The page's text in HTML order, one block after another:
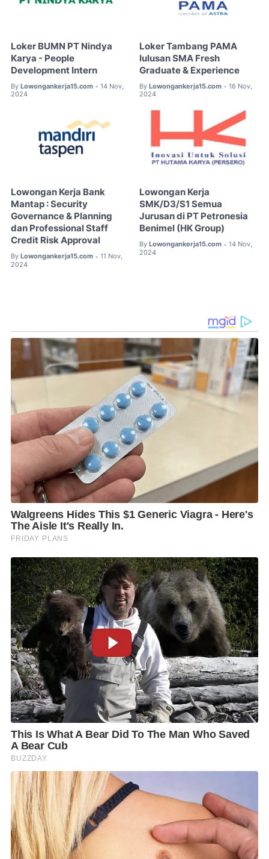
Loker BUMN PT Nindya
Karya - People
Development Intern
By Lowongankerja15.com • 14 Nov,
2024
Loker Tambang PAMA
lulusan SMA Fresh
Graduate & Experience
By Lowongankerja15.com • 16 Nov,
2024
Lowongan Kerja Bank
Mantap : Security
Governance & Planning
dan Professional Staff
Credit Risk Approval
By Lowongankerja15.com • 11 Nov,
2024
Lowongan Kerja
SMK/D3/S1 Semua
Jurusan di PT Petronesia
Benimel (HK Group)
By Lowongankerja15.com • 14 Nov,
2024